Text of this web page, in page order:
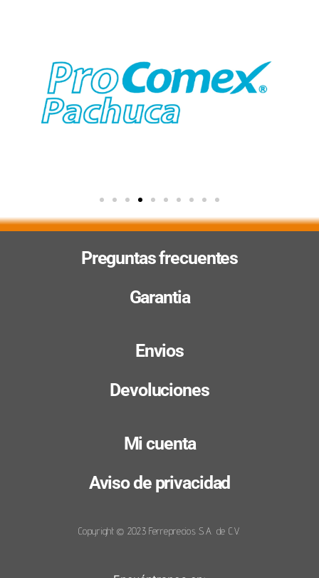
Preguntas frecuentes
Garantia
Envios
Devoluciones
Mi cuenta
Aviso de privacidad
Copyright © 2023 Ferreprecios S.A. de C.V.